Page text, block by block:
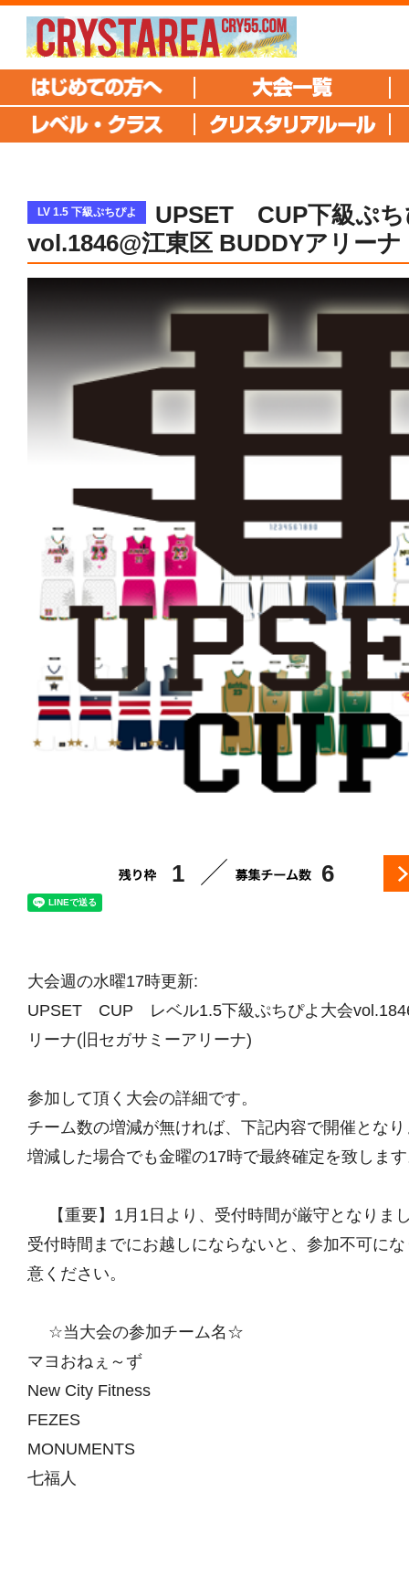
LV 1.5 下級ぷちぴよ
UPSET CUP下級ぷち
vol.1846@江東区 BUDDYアリーナ
1 6
大会週の水曜17時更新:
UPSET CUP レベル1.5下級ぷちぴよ大会
リーナ(旧セガサミーアリーナ)
参加して頂く大会の詳細です。
チーム数の増減が無ければ、下記内容で開催とな
増減した場合でも金曜の17時で最終確定を致しま
【重要】1月1日より、受付時間が厳守となり
受付時間までにお越しにならないと、参加不可に
意ください。
☆当大会の参加チーム名☆
マヨおねぇ～ず
New City Fitness
FEZES
MONUMENTS
七福人